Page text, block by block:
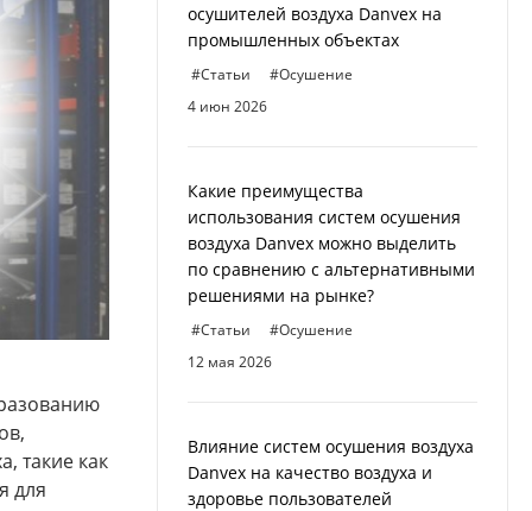
осушителей воздуха Danvex на
промышленных объектах
#Статьи
#Осушение
4 июн 2026
Какие преимущества
использования систем осушения
воздуха Danvex можно выделить
по сравнению с альтернативными
решениями на рынке?
#Статьи
#Осушение
12 мая 2026
Влияние систем осушения воздуха
Danvex на качество воздуха и
здоровье пользователей
такие как
для